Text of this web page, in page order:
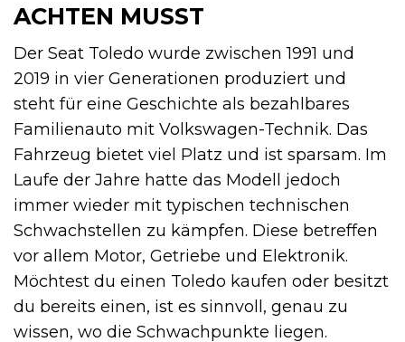
ACHTEN MUSST
Der Seat Toledo wurde zwischen 1991 und
2019 in vier Generationen produziert und
steht für eine Geschichte als bezahlbares
Familienauto mit Volkswagen-Technik. Das
Fahrzeug bietet viel Platz und ist sparsam. Im
Laufe der Jahre hatte das Modell jedoch
immer wieder mit typischen technischen
Schwachstellen zu kämpfen. Diese betreffen
vor allem Motor, Getriebe und Elektronik.
Möchtest du einen Toledo kaufen oder besitzt
du bereits einen, ist es sinnvoll, genau zu
wissen, wo die Schwachpunkte liegen.